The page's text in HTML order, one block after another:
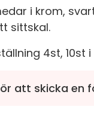
i krom,
sittskal.
4st, 10st
att skicka en